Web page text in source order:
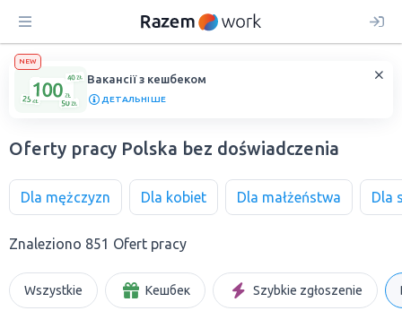
NEW
Вакансії з кешбеком
ДЕТАЛЬНІШЕ
Oferty pracy Polska bez doświadczenia
Dla mężczyzn Dla kobiet Dla małżeństwa Dla
Znaleziono 851 Ofert pracy
Wszystkie Кешбек Szybkie zgłoszenie